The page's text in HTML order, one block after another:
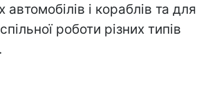
і кораблів та для
роботи різних типів